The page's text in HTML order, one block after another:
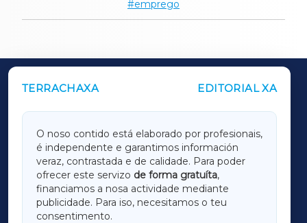
emprego
TERRACHAXA EDITORIAL XA
O noso contido está elaborado por profesionais,
é independente e garantimos información
veraz, contrastada e de calidade. Para poder
ofrecer este servizo de forma gratuíta,
financiamos a nosa actividade mediante
publicidade. Para iso, necesitamos o teu
consentimento.
OUTROS PERIÓDICOS
LUGOXA
TERRACHAXA